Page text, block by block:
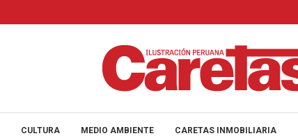
CULTURA MEDIO AMBIENTE CARETAS INMOBILIARIA